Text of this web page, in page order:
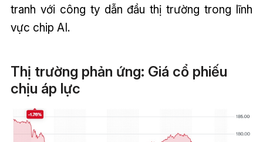
tranh với công ty dẫn đầu thị trường trong lĩnh
vực chip AI.
Thị trường phản ứng: Giá cổ phiếu
chịu áp lực